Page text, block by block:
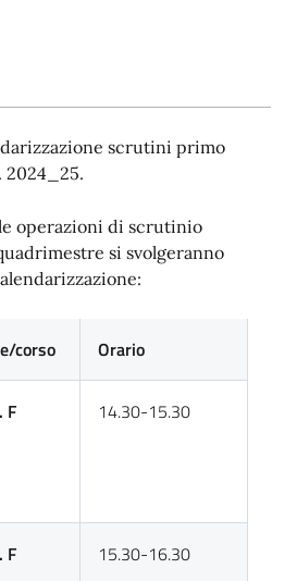
scrutini primo
2024_25.
operazioni di scrutinio
si svolgeranno
corso Orario
F 14.30-15.30
F 15.30-16.30